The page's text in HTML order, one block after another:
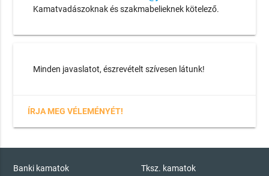
Kamatvadászoknak és szakmabelieknek kötelező.
Minden javaslatot, észrevételt szívesen látunk!
ÍRJA MEG VÉLEMÉNYÉT!
Banki kamatok
Tksz. kamatok